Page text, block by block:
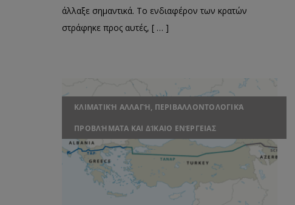
άλλαξε σημαντικά. Το ενδιαφέρον των κρατών
στράφηκε προς αυτές, [ … ]
ΚΛΙΜΑΤΙΚΉ ΑΛΛΑΓΉ, ΠΕΡΙΒΑΛΛΟΝΤΟΛΟΓΙΚΆ
ΠΡΟΒΛΉΜΑΤΑ ΚΑΙ ΔΊΚΑΙΟ ΕΝΈΡΓΕΙΑΣ